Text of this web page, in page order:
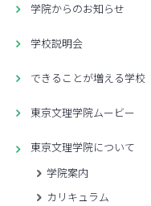
学院からのお知らせ
学校説明会
できることが増える学校
東京文理学院ムービー
東京文理学院について
学院案内
カリキュラム